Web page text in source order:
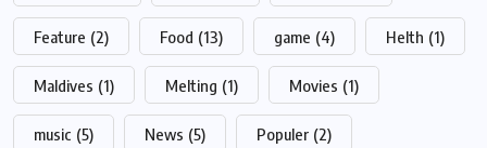
Feature (2) Food (13) game (4) Helth (1)
Maldives (1) Melting (1) Movies (1)
music (5) News (5) Populer (2)